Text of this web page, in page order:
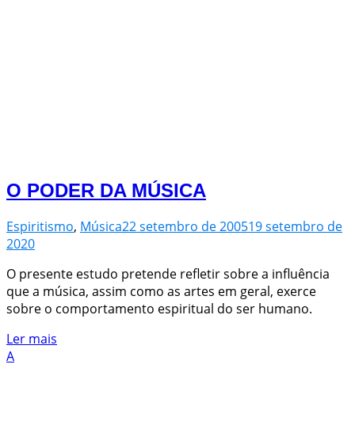
O PODER DA MÚSICA
Espiritismo, Música22 setembro de 200519 setembro de
2020
O presente estudo pretende refletir sobre a influência
que a música, assim como as artes em geral, exerce
sobre o comportamento espiritual do ser humano.
Ler mais
A